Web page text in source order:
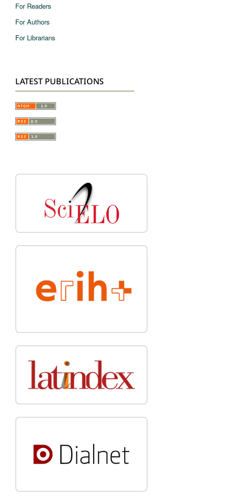
For Readers
For Authors
For Librarians
LATEST PUBLICATIONS